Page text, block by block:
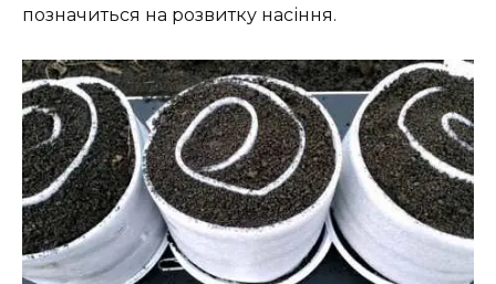
позначиться на розвитку насіння.